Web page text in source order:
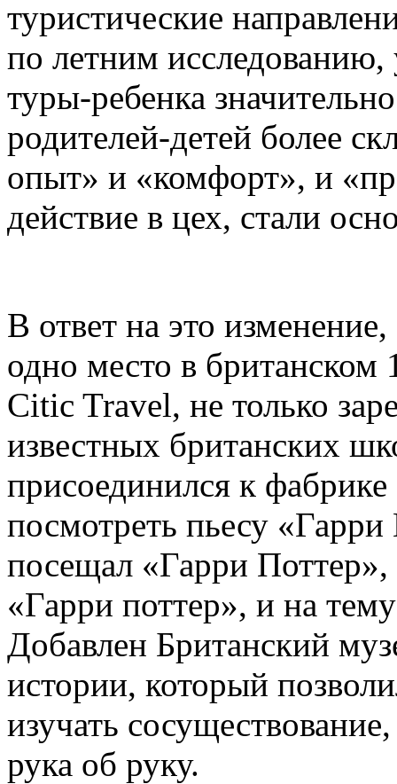
туристические
по летним
туры-ребенка
родителей-детей более
опыт» и «комфорт», и
действие в цех, стали
В ответ на это
одно место в
Citic Travel, не только
известных британских
присоединился к
посмотреть пьесу
посещал «Гарри
«Гарри поттер», и на
Добавлен Британский
истории, который
изучать
рука об руку.